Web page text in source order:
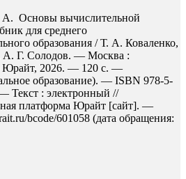
А. Основы вычислительной
для среднего
образования / Т. А. Коваленко,
Г. Солодов. — Москва :
Юрайт, 2026. — 120 с. —
образование). — ISBN 978-5-
Текст : электронный //
платформа Юрайт [сайт]. —
bcode/601058 (дата обращения: